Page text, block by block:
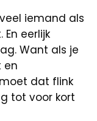
iemand als
eerlijk
Want als je
en
dat flink
tot voor kort